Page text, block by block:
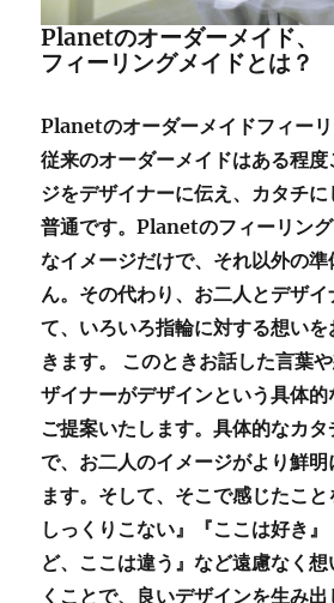
Planetのオーダーメイド、
フィーリングメイドとは？
Planetのオーダーメイドフィーリ
従来のオーダーメイドはある程
ジをデザイナーに伝え、カタチ
普通です。Planetのフィーリン
なイメージだけで、それ以外の
ん。その代わり、お二人とデザ
て、いろいろ指輪に対する想い
きます。 このときお話した言葉
ザイナーがデザインという具体
ご提案いたします。具体的なカ
で、お二人のイメージがより鮮明
ます。そして、そこで感じたこ
しっくりこない』『ここは好き
ど、ここは違う』など遠慮なく
くことで、良いデザインを生み出